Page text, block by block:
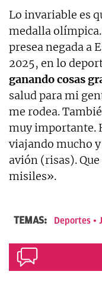
Lo invariable es
medalla
presea negada a
2025, en lo
ganando cosas
salud para mi
me rodea.
muy importante.
viajando mucho
avión (risas).
misiles».
TEMAS: Deportes